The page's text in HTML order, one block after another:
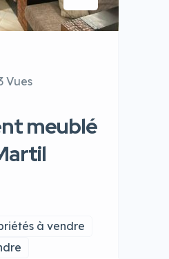
Vues
meublé
à vendre